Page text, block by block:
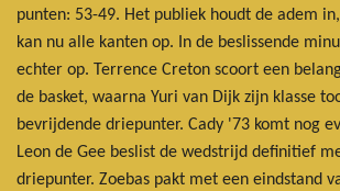
punten: 53-49. Het publiek houdt de adem
kan nu alle kanten op. In de beslissende
echter op. Terrence Creton scoort een
de basket, waarna Yuri van Dijk zijn klasse
bevrijdende driepunter. Cady '73 komt nog
Leon de Gee beslist de wedstrijd definitief
driepunter. Zoebas pakt met een eindstand